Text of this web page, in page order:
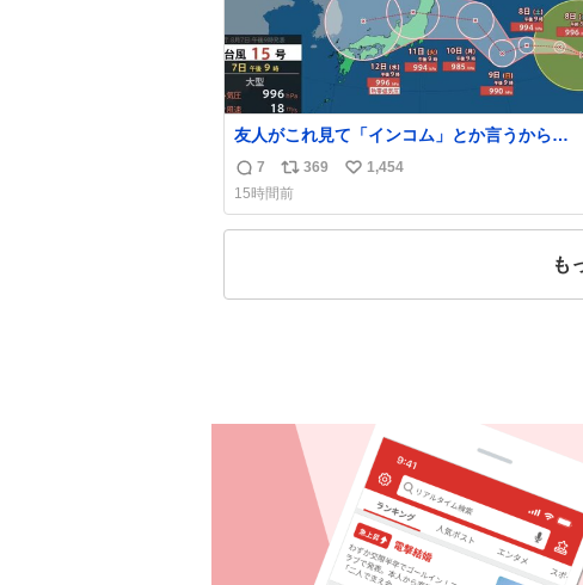
友人がこれ見て「インコム」とか言うから、
もうそれにしか見えなくなっちゃった。
返
信
数
7
リ
ポ
ス
369
い
ね
1,454
15時間前
も